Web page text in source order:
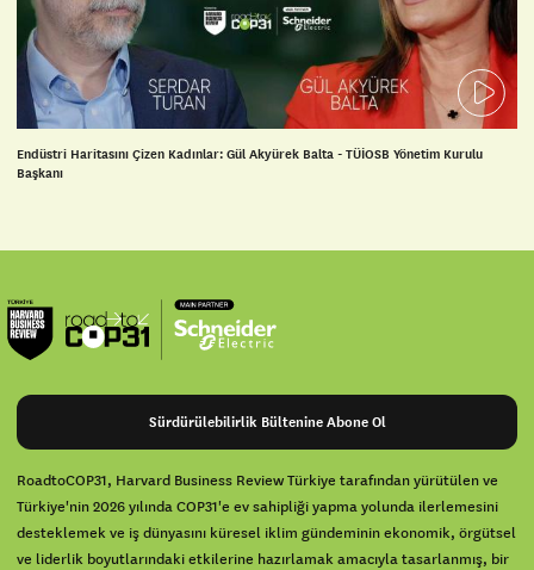
Endüstri Haritasını Çizen Kadınlar: Gül Akyürek Balta - TÜİOSB Yönetim Kurulu
Başkanı
Sürdürülebilirlik Bültenine Abone Ol
RoadtoCOP31, Harvard Business Review Türkiye tarafından yürütülen ve
Türkiye'nin 2026 yılında COP31'e ev sahipliği yapma yolunda ilerlemesini
desteklemek ve iş dünyasını küresel iklim gündeminin ekonomik, örgütsel
ve liderlik boyutlarındaki etkilerine hazırlamak amacıyla tasarlanmış, bir